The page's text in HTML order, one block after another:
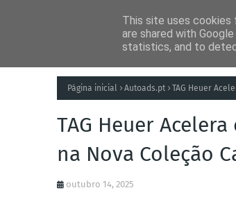
Página inicial Autoads.pt TAG Heuer
TAG Heuer
na Nova Coleção
outubro 14, 2025
This site uses cookies
are shared with
statistics, and to